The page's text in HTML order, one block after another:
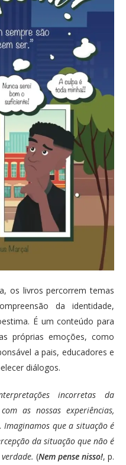
os livros percorrem temas
da identidade,
É um conteúdo para
próprias emoções, como
a pais, educadores e
diálogos.
incorretas da
as nossas experiências,
Imaginamos que a situação é
da situação que não é
(Nem pense nisso!, p.